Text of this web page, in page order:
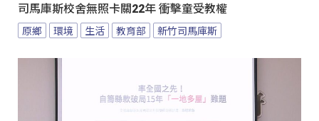
司馬庫斯校舍無照卡關22年 衝擊童受教權
原鄉 環境 生活 教育部 新竹司馬庫斯